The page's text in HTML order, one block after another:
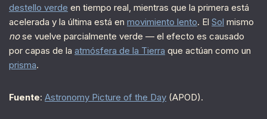
destello verde en tiempo real, mientras que la primera está
acelerada y la última está en movimiento lento. El Sol mismo
nose vuelve parcialmente verde — el efecto es causado
por capas de la atmósfera de la Tierra que actúan como un
prisma.
Fuente: Astronomy Picture of the Day (APOD).